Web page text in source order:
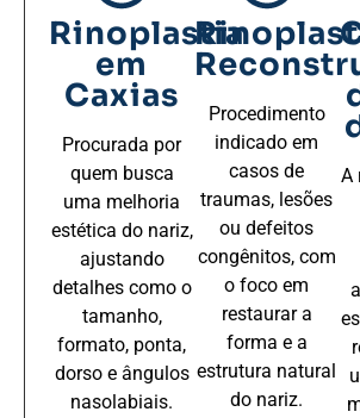
Rinoplastia
em
Caxias
Procurada por
quem busca
uma melhoria
estética do nariz,
ajustando
detalhes como o
tamanho,
formato, ponta,
dorso e ângulos
nasolabiais.
Procedimento
indicado em
casos de
traumas, lesões
ou defeitos
congênitos, com
o foco em
restaurar a
forma e a
estrutura natural
do nariz.
A